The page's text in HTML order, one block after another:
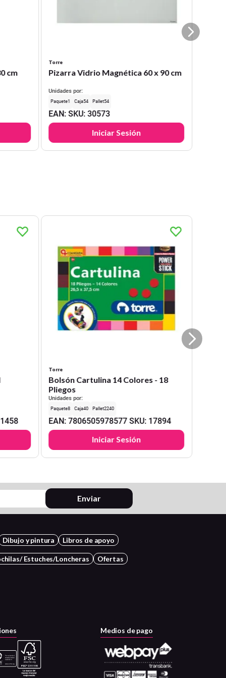
cm
Torre
Pizarra Vidrio Magnética 60 x 90 cm
Unidades por:
1 54 54
EAN: SKU:30573
Iniciar Sesión
Torre
Bolsón Cartulina 14 Colores - 18
Pliegos
Unidades por:
8 40 2240
EAN:7806505978577 SKU: 17894
Iniciar Sesión
Enviar
Dibujo y pintura Libros de apoyo
Estuches/Loncheras Ofertas
Medios de pago